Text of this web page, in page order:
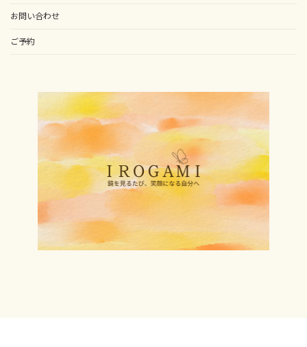
お問い合わせ
ご予約